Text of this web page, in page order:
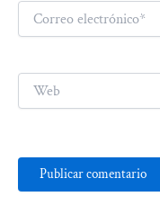
Correo
electrónico*
Web